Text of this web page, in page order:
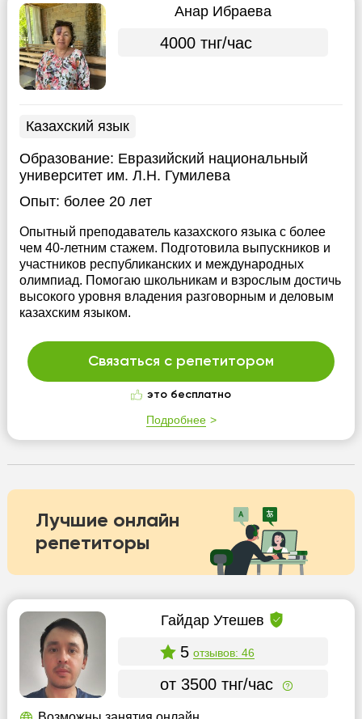
Анар Ибраева
4000 тнг/час
Казахский язык
Образование: Евразийский национальный
университет им. Л.Н. Гумилева
Опыт: более 20 лет
Опытный преподаватель казахского языка с более
чем 40-летним стажем. Подготовила выпускников и
участников республиканских и международных
олимпиад. Помогаю школьникам и взрослым достичь
высокого уровня владения разговорным и деловым
казахским языком.
Связаться с репетитором
это бесплатно
Подробнее
Лучшие онлайн
репетиторы
Гайдар Утешев
5 отзывов: 46
от 3500 тнг/час